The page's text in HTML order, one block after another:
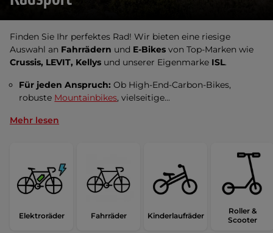
Finden Sie Ihr perfektes Rad! Wir bieten eine riesige
Auswahl an Fahrrädern und E-Bikes von Top-Marken wie
Crussis, LEVIT, Kellys und unserer Eigenmarke ISL.
Für jeden Anspruch: Ob High-End-Carbon-Bikes,
robuste Mountainbikes, vielseitige...
Mehr lesen
Elektroräder Fahrräder Kinderlaufräder
Roller &
Scooter